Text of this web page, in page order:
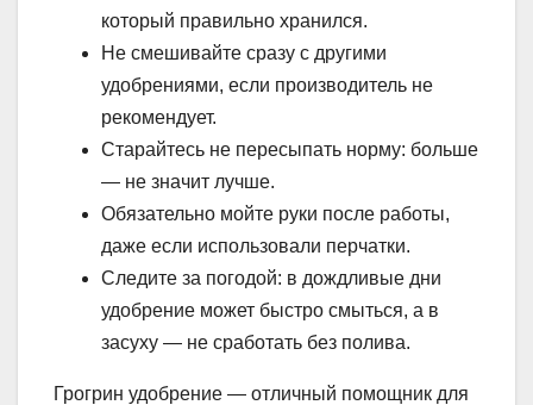
который правильно хранился.
Не смешивайте сразу с другими
удобрениями, если производитель не
рекомендует.
Старайтесь не пересыпать норму: больше
— не значит лучше.
Обязательно мойте руки после работы,
даже если использовали перчатки.
Следите за погодой: в дождливые дни
удобрение может быстро смыться, а в
засуху — не сработать без полива.
Грогрин удобрение — отличный помощник для